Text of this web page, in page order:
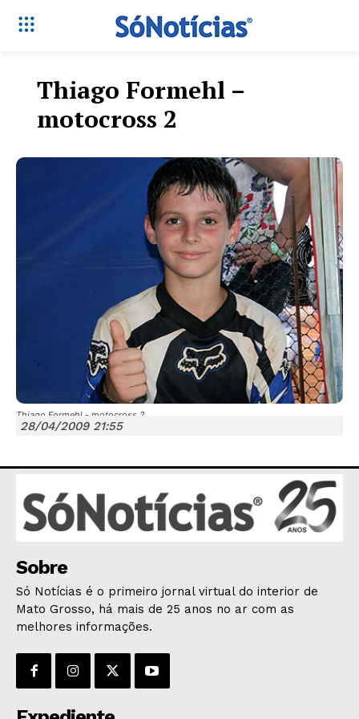
Só Notícias
POLÍTICA
POLÍCIA
ESPORTES
ECONOMIA
OPINIÃO
Thiago Formehl –
motocross 2
Thiago Formehl - motocross 2
28/04/2009 21:55
Sobre
Só Notícias é o primeiro jornal virtual do interior de
Mato Grosso, há mais de 25 anos no ar com as
melhores informações.